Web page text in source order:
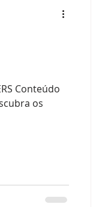
Conteúdo
os